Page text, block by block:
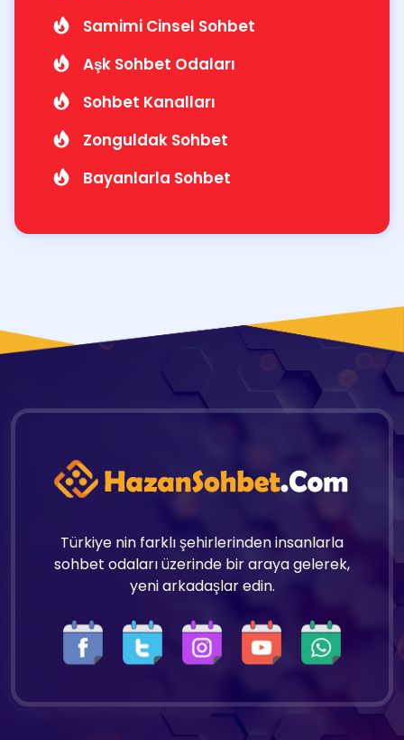
Samimi Cinsel Sohbet
Aşk Sohbet Odaları
Sohbet Kanalları
Zonguldak Sohbet
Bayanlarla Sohbet
Türkiye nin farklı şehirlerinden insanlarla
sohbet odaları üzerinde bir araya gelerek,
yeni arkadaşlar edin.